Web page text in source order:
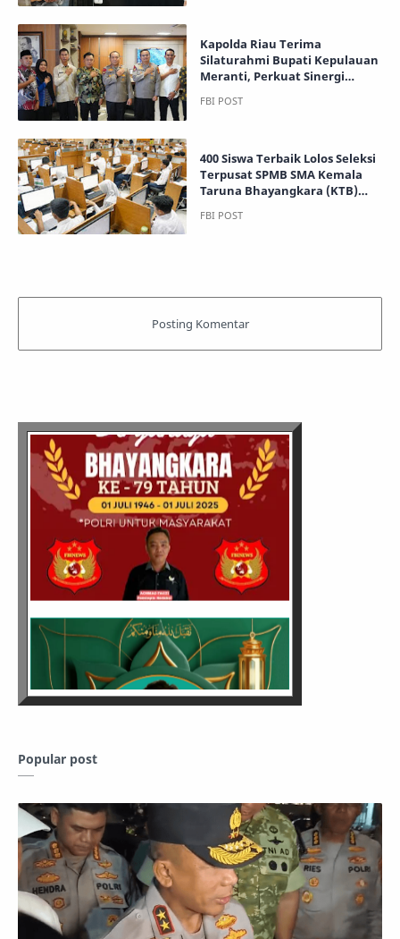
Kapolda Riau Terima
Silaturahmi Bupati Kepulauan
Meranti, Perkuat Sinergi
Daerah
400 Siswa Terbaik Lolos Seleksi
Terpusat SPMB SMA Kemala
Taruna Bhayangkara (KTB)
Popular post